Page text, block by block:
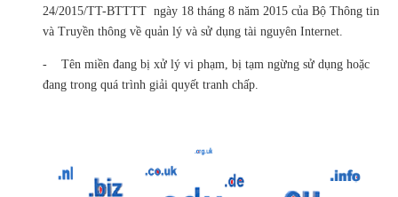
24/2015/TT-BTTTT ngày 18 tháng 8 năm 2015 của Bộ Thông tin
và Truyền thông về quản lý và sử dụng tài nguyên Internet.
- Tên miền đang bị xử lý vi phạm, bị tạm ngừng sử dụng hoặc
đang trong quá trình giải quyết tranh chấp.